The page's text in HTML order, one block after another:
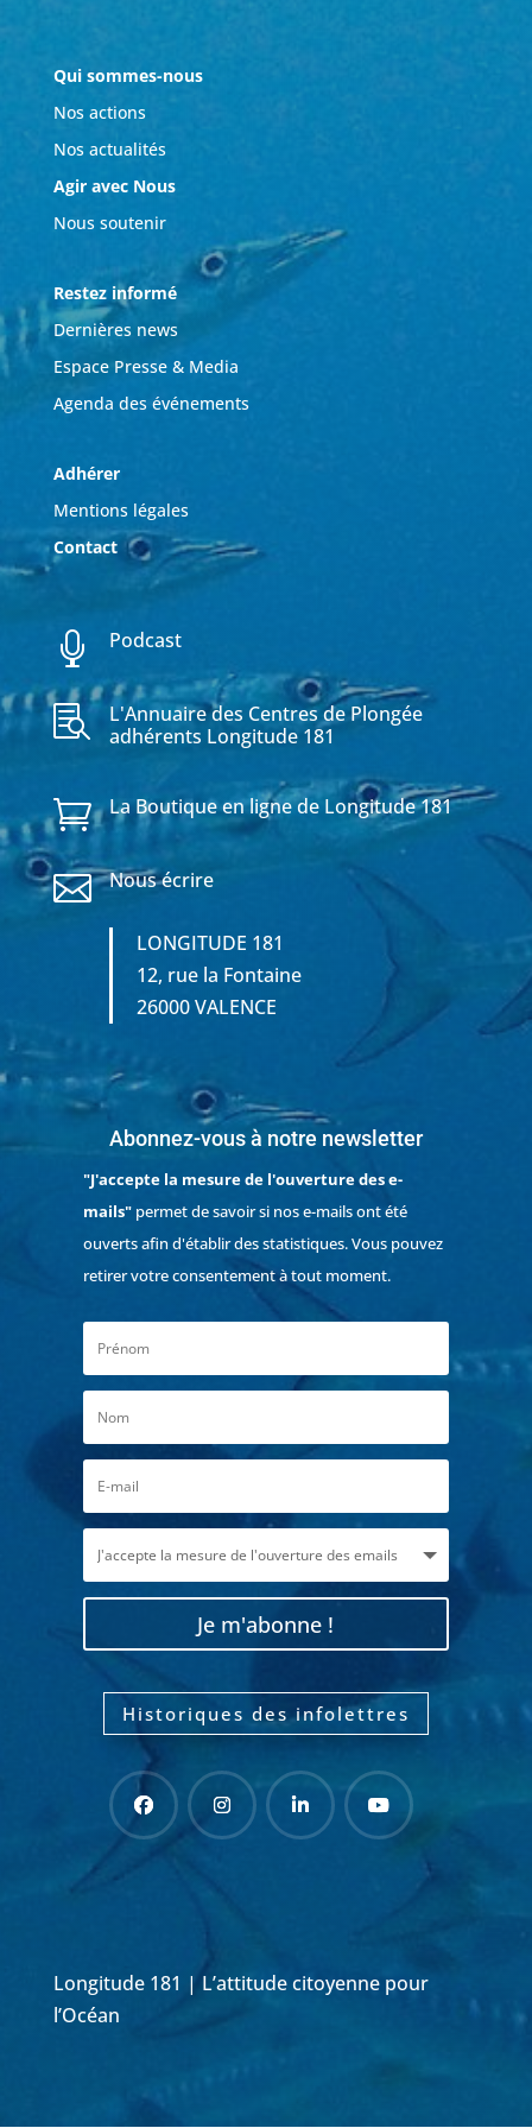
Qui sommes-nous
Nos actions
Nos actualités
Agir avec Nous
Nous soutenir
Restez informé
Dernières news
Espace Presse & Media
Agenda des événements
Adhérer
Mentions légales
Contact
 Podcast

L'Annuaire des Centres de Plongée
adhérents Longitude 181
 La Boutique en ligne de Longitude 181
 Nous écrire
LONGITUDE 181
12, rue la Fontaine
26000 VALENCE
Abonnez-vous à notre newsletter
"J'accepte la mesure de l'ouverture des e-
mails"permet de savoir si nos e-mails ont été
ouverts afin d'établir des statistiques. Vous pouvez
retirer votre consentement à tout moment.
Je m'abonne !
Historiques des infolettres
Longitude 181 | L’attitude citoyenne pour
l’Océan